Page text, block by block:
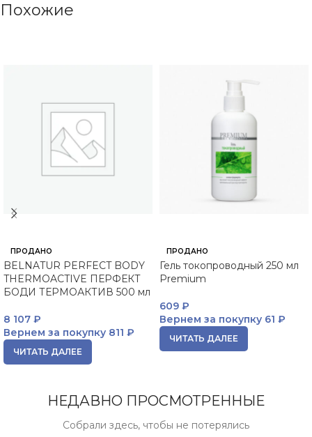
Похожие
ПРОДАНО
BELNATUR PERFECT BODY
THERMOACTIVE ПЕРФЕКТ
БОДИ ТЕРМОАКТИВ 500 мл
8 107 ₽
Вернем за покупку 811 ₽
ЧИТАТЬ ДАЛЕЕ
ПРОДАНО
Гель токопроводный 250 мл
Premium
609 ₽
Вернем за покупку 61 ₽
ЧИТАТЬ ДАЛЕЕ
НЕДАВНО ПРОСМОТРЕННЫЕ
Собрали здесь, чтобы не потерялись